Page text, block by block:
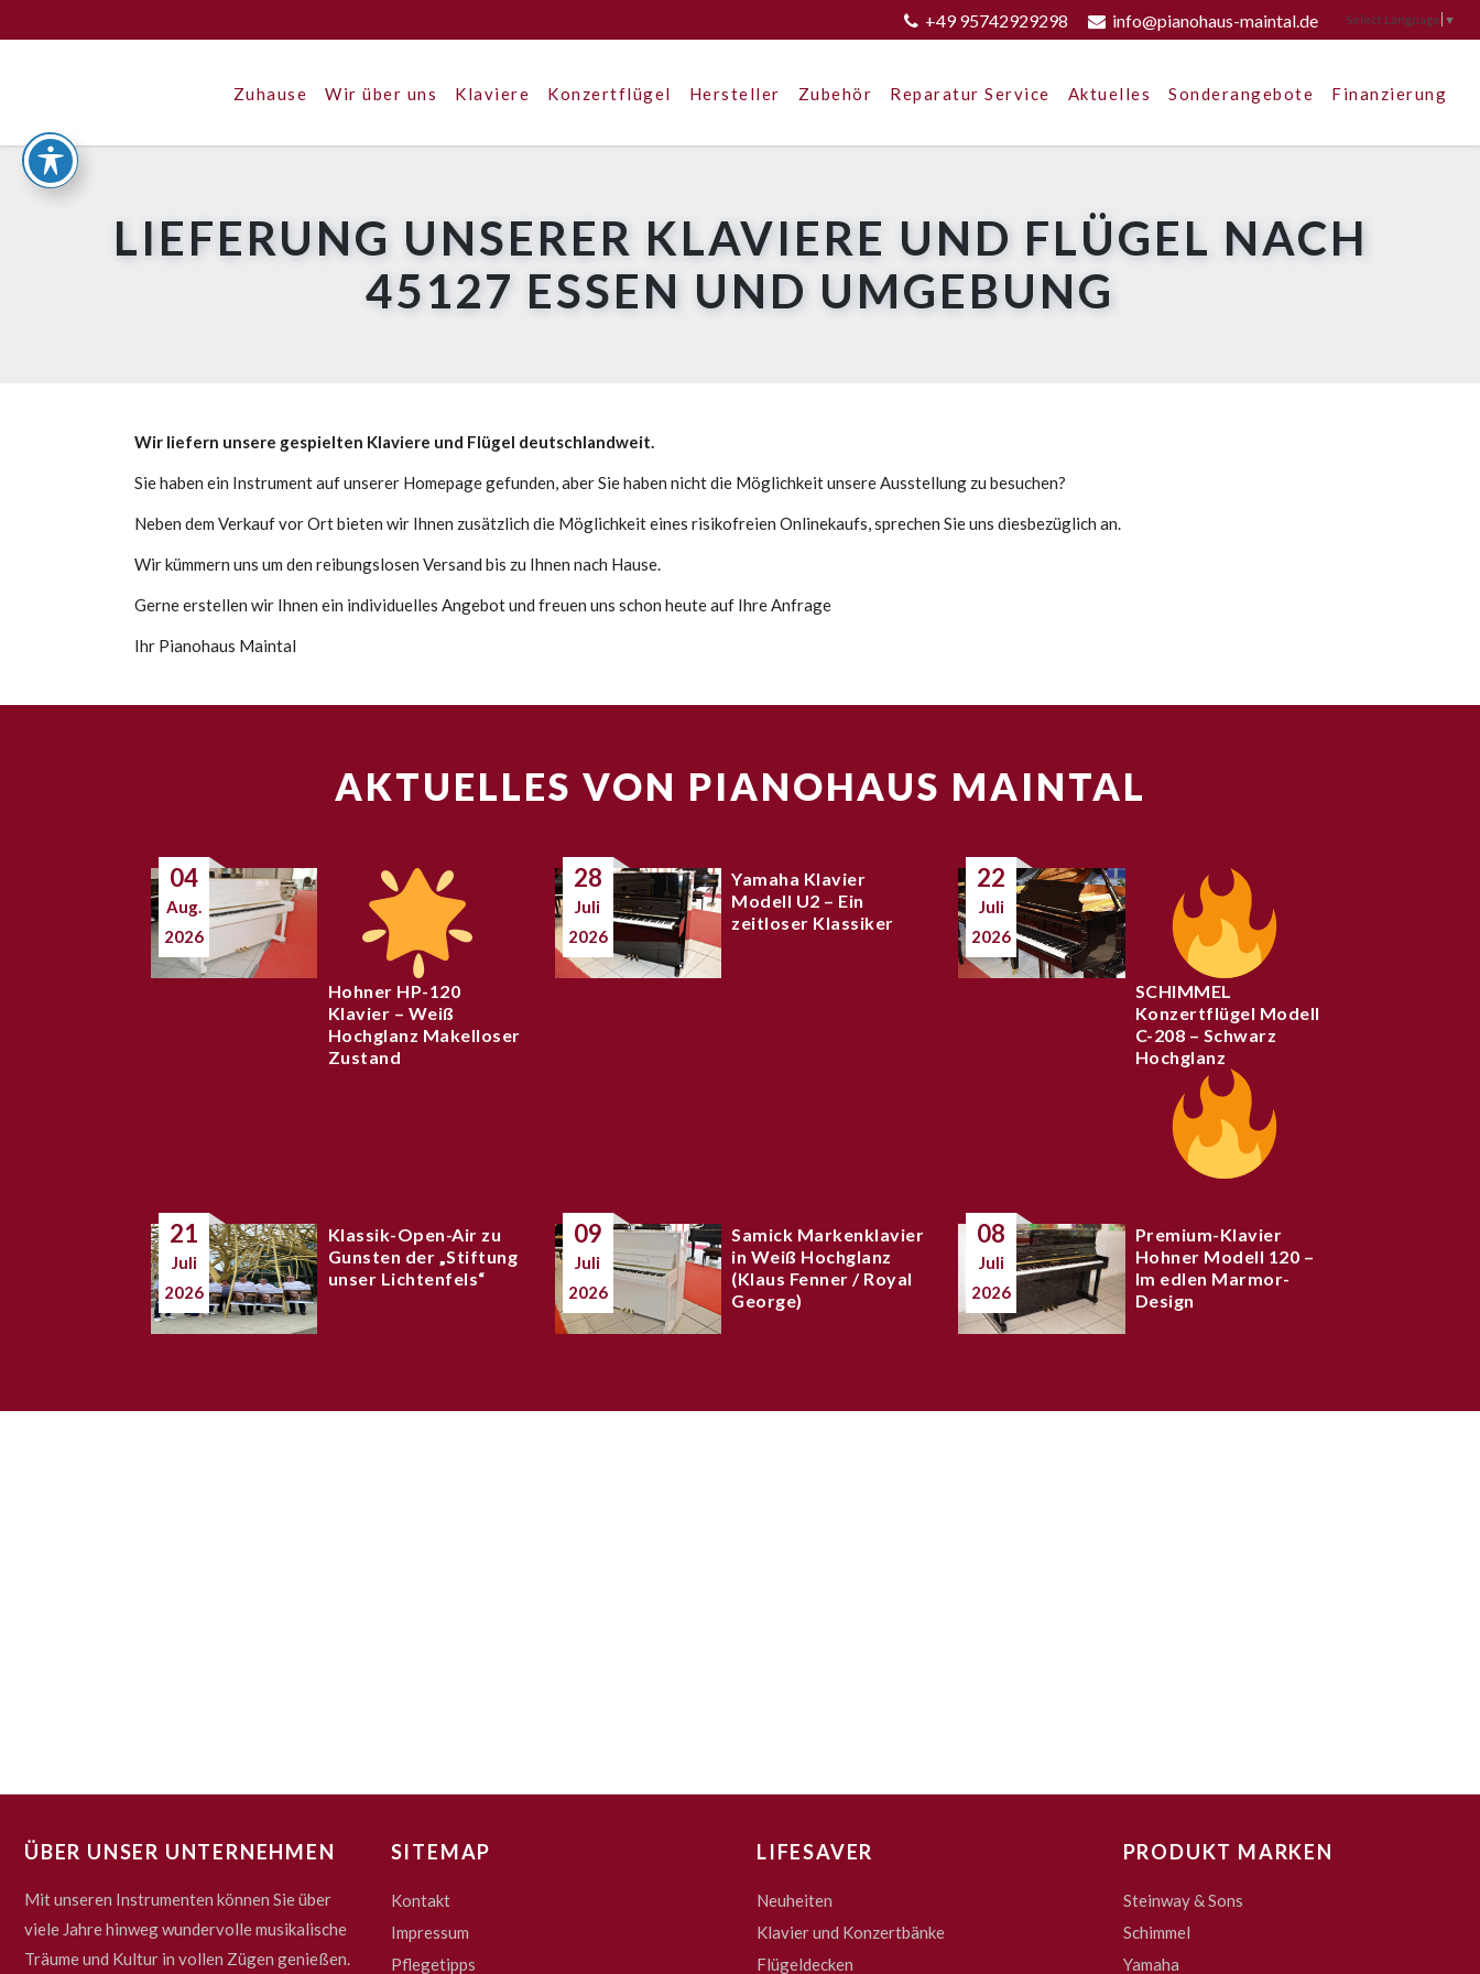
+49 95742929298 info@pianohaus-maintal.de Select Language ▼
Zuhause Wir über uns Klaviere Konzertflügel Hersteller Zubehör Reparatur Service Aktuelles Sonderangebote Finanzierung
LIEFERUNG UNSERER KLAVIERE UND FLÜGEL NACH
45127 ESSEN UND UMGEBUNG
Wir liefern unsere gespielten Klaviere und Flügel deutschlandweit.
Sie haben ein Instrument auf unserer Homepage gefunden, aber Sie haben nicht die Möglichkeit unsere Ausstellung zu besuchen?
Neben dem Verkauf vor Ort bieten wir Ihnen zusätzlich die Möglichkeit eines risikofreien Onlinekaufs, sprechen Sie uns diesbezüglich an.
Wir kümmern uns um den reibungslosen Versand bis zu Ihnen nach Hause.
Gerne erstellen wir Ihnen ein individuelles Angebot und freuen uns schon heute auf Ihre Anfrage
Ihr Pianohaus Maintal
AKTUELLES VON PIANOHAUS MAINTAL
04
Aug.
2026
Hohner HP-120
Klavier – Weiß
Hochglanz Makelloser
Zustand
28
Juli
2026
Yamaha Klavier
Modell U2 – Ein
zeitloser Klassiker
22
Juli
2026
SCHIMMEL
Konzertflügel Modell
C-208 – Schwarz
Hochglanz
21
Juli
2026
Klassik-Open-Air zu
Gunsten der „Stiftung
unser Lichtenfels“
09
Juli
2026
Samick Markenklavier
in Weiß Hochglanz
(Klaus Fenner / Royal
George)
08
Juli
2026
Premium-Klavier
Hohner Modell 120 –
Im edlen Marmor-
Design
ÜBER UNSER UNTERNEHMEN
Mit unseren Instrumenten können Sie über
viele Jahre hinweg wundervolle musikalische
Träume und Kultur in vollen Zügen genießen.
SITEMAP
Kontakt
Impressum
Pflegetipps
LIFESAVER
Neuheiten
Klavier und Konzertbänke
Flügeldecken
PRODUKT MARKEN
Steinway & Sons
Schimmel
Yamaha